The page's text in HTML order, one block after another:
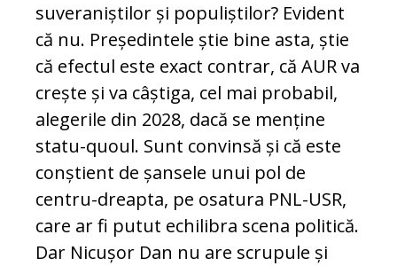
suveraniștilor și populiștilor? Evident
că nu. Președintele știe bine asta, știe
că efectul este exact contrar, că AUR va
crește și va câștiga, cel mai probabil,
alegerile din 2028, dacă se menține
statu-quoul. Sunt convinsă și că este
conștient de șansele unui pol de
centru-dreapta, pe osatura PNL-USR,
care ar fi putut echilibra scena politică.
Dar Nicușor Dan nu are scrupule și